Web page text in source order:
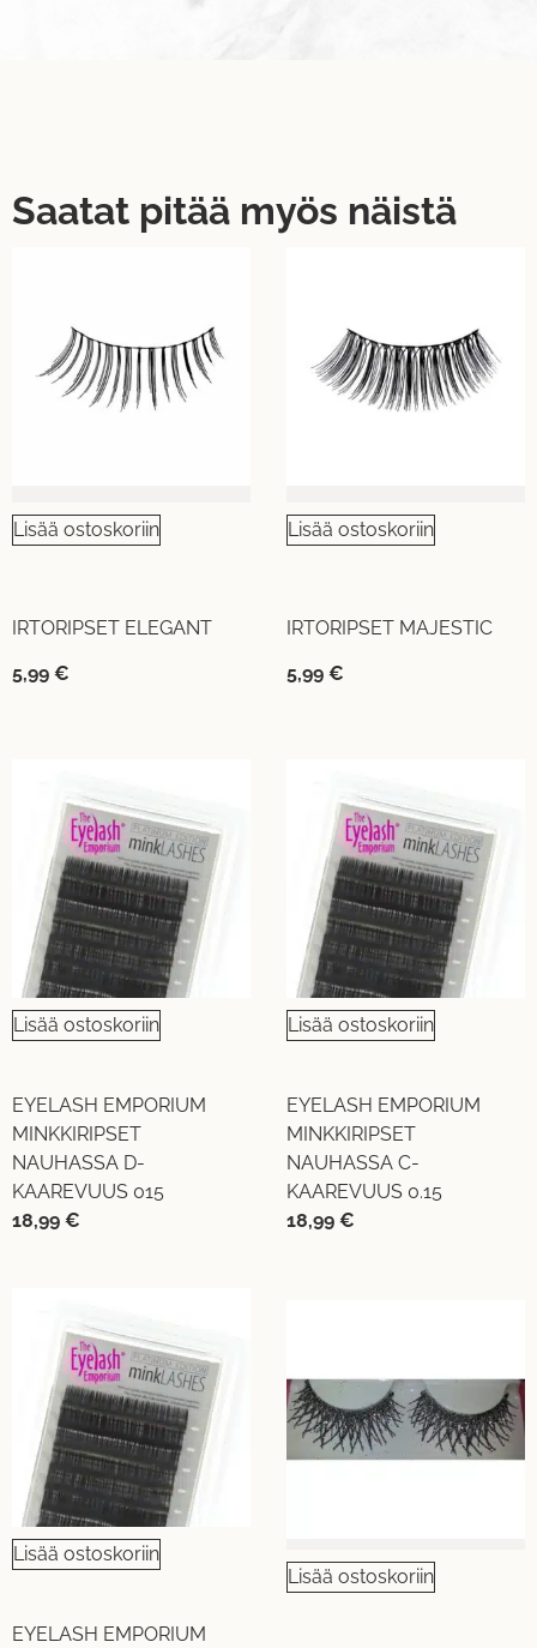
Saatat pitää myös näistä
Lisää ostoskoriin
IRTORIPSET ELEGANT
5,99 €
Lisää ostoskoriin
IRTORIPSET MAJESTIC
5,99 €
Lisää ostoskoriin
EYELASH EMPORIUM
MINKKIRIPSET
NAUHASSA D-
KAAREVUUS 015
18,99 €
Lisää ostoskoriin
EYELASH EMPORIUM
MINKKIRIPSET
NAUHASSA C-
KAAREVUUS 0.15
18,99 €
Lisää ostoskoriin
EYELASH EMPORIUM
Lisää ostoskoriin